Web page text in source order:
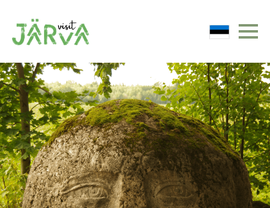
Järvamaa turismiinfo